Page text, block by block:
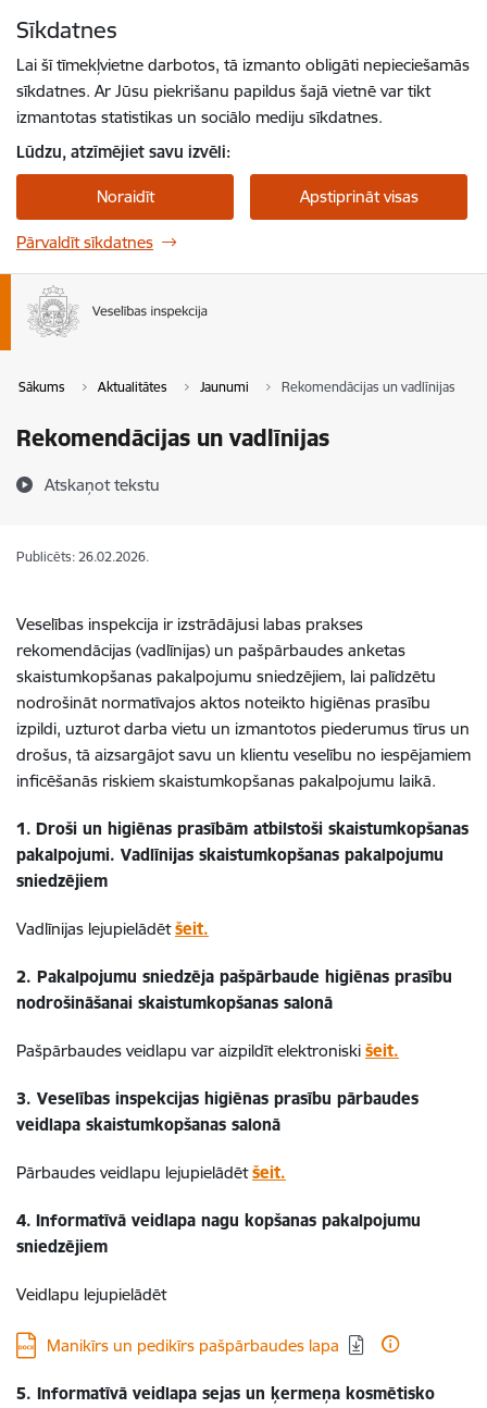
Sīkdatnes
Lai šī tīmekļvietne darbotos, tā izmanto obligāti nepieciešamās
sīkdatnes. Ar Jūsu piekrišanu papildus šajā vietnē var tikt
izmantotas statistikas un sociālo mediju sīkdatnes.
Lūdzu, atzīmējiet savu izvēli:
Noraidīt Apstiprināt visas
Pārvaldīt sīkdatnes
Sākums Aktualitātes Jaunumi Rekomendācijas un vadlīnijas
Rekomendācijas un vadlīnijas
Atskaņot tekstu
Publicēts: 26.02.2026.
Veselības inspekcija ir izstrādājusi labas prakses
rekomendācijas (vadlīnijas) un pašpārbaudes anketas
skaistumkopšanas pakalpojumu sniedzējiem, lai palīdzētu
nodrošināt normatīvajos aktos noteikto higiēnas prasību
izpildi, uzturot darba vietu un izmantotos piederumus tīrus un
drošus, tā aizsargājot savu un klientu veselību no iespējamiem
inficēšanās riskiem skaistumkopšanas pakalpojumu laikā.
1. Droši un higiēnas prasībām atbilstoši skaistumkopšanas
pakalpojumi. Vadlīnijas skaistumkopšanas pakalpojumu
sniedzējiem
Vadlīnijas lejupielādētšeit.
2. Pakalpojumu sniedzēja pašpārbaude higiēnas prasību
nodrošināšanai skaistumkopšanas salonā
Pašpārbaudes veidlapu var aizpildīt elektroniski šeit.
3. Veselības inspekcijas higiēnas prasību pārbaudes
veidlapa skaistumkopšanas salonā
Pārbaudes veidlapu lejupielādētšeit.
4. Informatīvā veidlapa nagu kopšanas pakalpojumu
sniedzējiem
Veidlapu lejupielādēt
Lejupielādēt:
Manikīrs un pedikīrs pašpārbaudes lapa
5. Informatīvā veidlapa sejas un ķermeņa kosmētisko